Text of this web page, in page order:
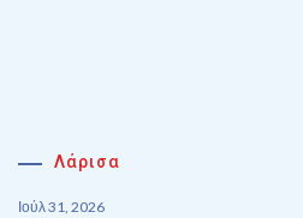
Λάρισα
Ιούλ 31, 2026